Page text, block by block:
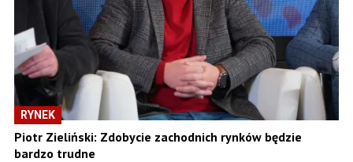
RYNEK
Piotr Zieliński: Zdobycie zachodnich rynków będzie
bardzo trudne